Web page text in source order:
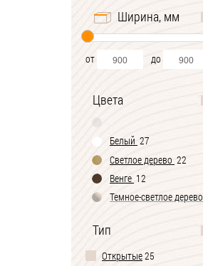
Ширина, мм
от до
Цвета
Белый 27
Светлое дерево 22
Венге 12
Темное-cветлое дерево
Тип
Открытые25